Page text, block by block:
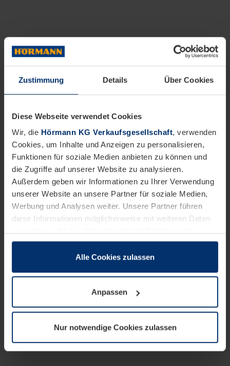
Zustimmung Details Über Cookies
Diese Webseite verwendet Cookies
Wir, die Hörmann KG Verkaufsgesellschaft, verwenden
Cookies, um Inhalte und Anzeigen zu personalisieren,
Funktionen für soziale Medien anbieten zu können und
die Zugriffe auf unserer Website zu analysieren.
Außerdem geben wir Informationen zu Ihrer Verwendung
unserer Website an unsere Partner für soziale Medien,
Werbung und Analysen weiter. Unsere Partner führen
diese Informationen möglicherweise mit weiteren Daten
sie im Rahmen Ihrer Nutzung der Dienste gesammelt
wenn diese für den Betrieb dieser Seite unbedingt
notwendig sind. Für alle anderen Cookie-Typen benötigen
wir Ihre Erlaubnis. Ihre Einwilligung können Sie jederzeit
Datenschutzerklärungunserer Website ändern oder
widerrufen.
Alle Cookies zulassen
Anpassen
Nur notwendige Cookies zulassen